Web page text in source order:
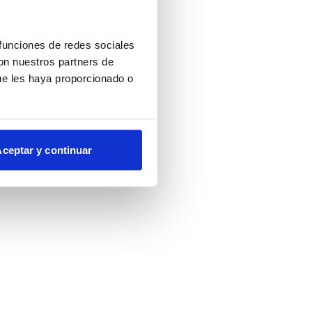
de redes sociales
nuestros partners de
les haya proporcionado o
y continuar
information).